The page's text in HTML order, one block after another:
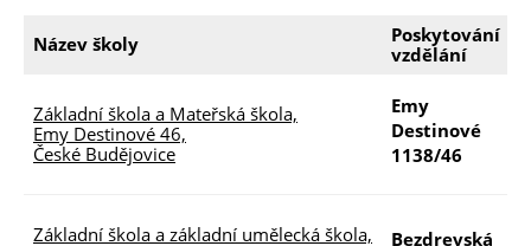
Název školy
Poskytování
vzdělání
Základní škola a Mateřská škola,
Emy Destinové 46,
České Budějovice
Emy
Destinové
1138/46
Základní škola a základní umělecká škola,
Bezdrevská